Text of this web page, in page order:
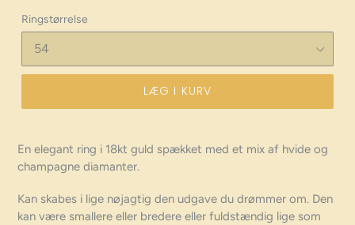
Ringstørrelse
LÆG I KURV
En elegant ring i 18kt guld spækket med et mix af hvide og
champagne diamanter.
Kan skabes i lige nøjagtig den udgave du drømmer om. Den
kan være smallere eller bredere eller fuldstændig lige som